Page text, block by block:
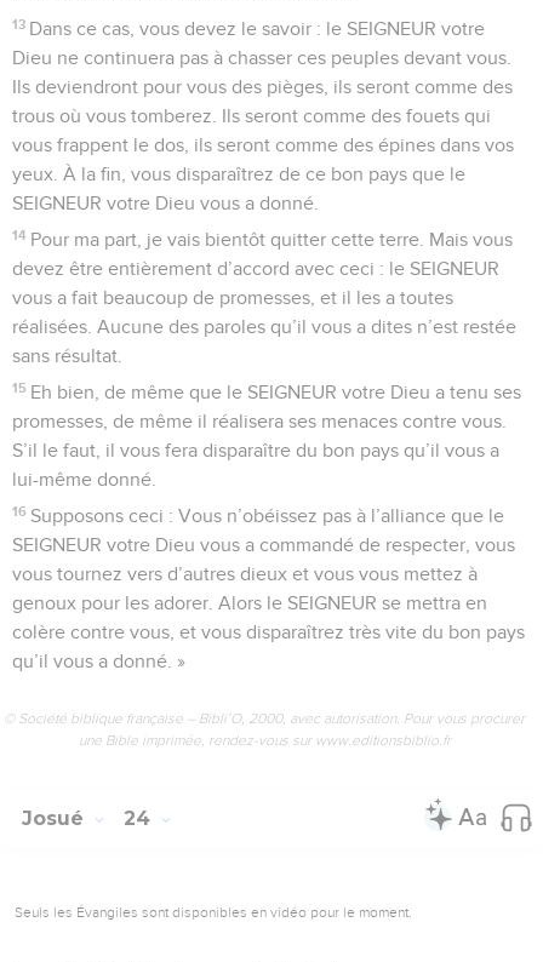
13 Dans ce cas, vous devez le savoir : le SEIGNEUR votre
Dieu ne continuera pas à chasser ces peuples devant vous.
Ils deviendront pour vous des pièges, ils seront comme des
trous où vous tomberez. Ils seront comme des fouets qui
vous frappent le dos, ils seront comme des épines dans vos
yeux. À la fin, vous disparaîtrez de ce bon pays que le
SEIGNEUR votre Dieu vous a donné.
14 Pour ma part, je vais bientôt quitter cette terre. Mais vous
devez être entièrement d’accord avec ceci : le SEIGNEUR
vous a fait beaucoup de promesses, et il les a toutes
réalisées. Aucune des paroles qu’il vous a dites n’est restée
sans résultat.
15 Eh bien, de même que le SEIGNEUR votre Dieu a tenu ses
promesses, de même il réalisera ses menaces contre vous.
S’il le faut, il vous fera disparaître du bon pays qu’il vous a
lui-même donné.
16 Supposons ceci : Vous n’obéissez pas à l’alliance que le
SEIGNEUR votre Dieu vous a commandé de respecter, vous
vous tournez vers d’autres dieux et vous vous mettez à
genoux pour les adorer. Alors le SEIGNEUR se mettra en
colère contre vous, et vous disparaîtrez très vite du bon pays
qu’il vous a donné. »
© Société biblique française – Bibli’O, 2000, avec autorisation. Pour vous procurer
une Bible imprimée, rendez-vous sur www.editionsbiblio.fr
Josué 24
Seuls les Évangiles sont disponibles en vidéo pour le moment.